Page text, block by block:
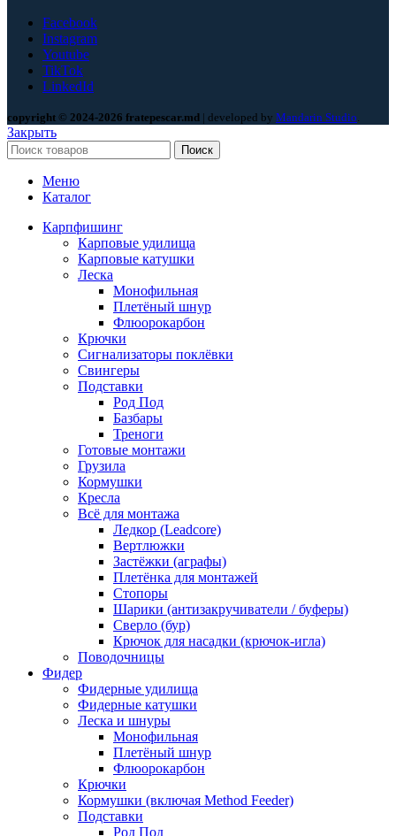
Facebook
Instagram
Youtube
TikTok
LinkedId
copyright © 2024-2026 fratepescar.md | developed by Mandarin Studio
Закрыть
Поиск
Меню
Каталог
Карпфишинг
Карповые удилища
Карповые катушки
Леска
Монофильная
Плетёный шнур
Флюорокарбон
Крючки
Сигнализаторы поклёвки
Свингеры
Подставки
Род Под
Базбары
Треноги
Готовые монтажи
Грузила
Кормушки
Кресла
Всё для монтажа
Ледкор (Leadcore)
Вертлюжки
Застёжки (аграфы)
Плетёнка для монтажей
Стопоры
Шарики (антизакручиватели / буферы)
Сверло (бур)
Крючок для насадки (крючок-игла)
Поводочницы
Фидер
Фидерные удилища
Фидерные катушки
Леска и шнуры
Монофильная
Плетёный шнур
Флюорокарбон
Крючки
Кормушки (включая Method Feeder)
Подставки
Род Под